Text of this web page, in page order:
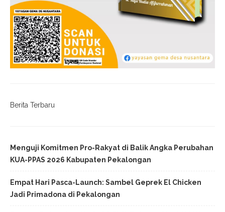
Berita Terbaru
Menguji Komitmen Pro-Rakyat di Balik Angka Perubahan
KUA-PPAS 2026 Kabupaten Pekalongan
Empat Hari Pasca-Launch: Sambel Geprek El Chicken
Jadi Primadona di Pekalongan